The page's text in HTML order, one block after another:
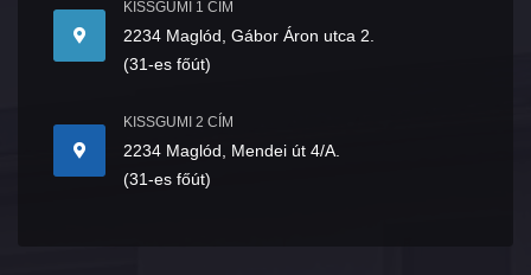
KISSGUMI 1 CÍM
2234 Maglód, Gábor Áron utca 2.
(31-es főút)
KISSGUMI 2 CÍM
2234 Maglód, Mendei út 4/A.
(31-es főút)